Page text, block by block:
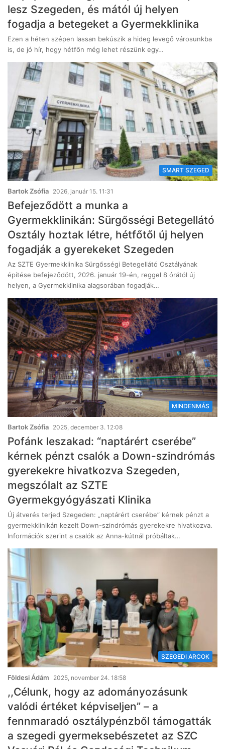
lesz Szegeden, és mától új helyen
fogadja a betegeket a Gyermekklinika
Ezen a héten szépen lassan bekúszik a hideg levegő városunkba
is, de jó hír, hogy hétfőn még lehet részünk egy…
SMART SZEGED
Bartok Zsófia 2026, január 15. 11:31
Befejeződött a munka a
Gyermekklinikán: Sürgősségi Betegellátó
Osztály hoztak létre, hétfőtől új helyen
fogadják a gyerekeket Szegeden
Az SZTE Gyermekklinika Sürgősségi Betegellátó Osztályának
építése befejeződött, 2026. január 19-én, reggel 8 órától új
helyen, a Gyermekklinika alagsorában fogadják…
MINDENMÁS
Bartok Zsófia 2025, december 3. 12:08
Pofánk leszakad: “naptárért cserébe”
kérnek pénzt csalók a Down-szindrómás
gyerekekre hivatkozva Szegeden,
megszólalt az SZTE
Gyermekgyógyászati Klinika
Új átverés terjed Szegeden: „naptárért cserébe” kérnek pénzt a
gyermekklinikán kezelt Down-szindrómás gyerekekre hivatkozva.
Információk szerint a csalók az Anna-kútnál próbáltak…
SZEGEDI ARCOK
Földesi Ádám 2025, november 24. 18:58
,,Célunk, hogy az adományozásunk
valódi értéket képviseljen” – a
fennmaradó osztálypénzből támogatták
a szegedi gyermeksebészetet az SZC